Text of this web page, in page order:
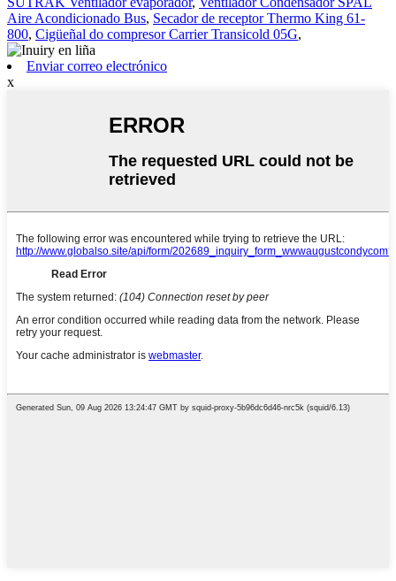
Aire Acondicionado Bus, Secador de receptor Thermo King 61-
800, Cigüeñal do compresor Carrier Transicold 05G,
Enviar correo electrónico
x